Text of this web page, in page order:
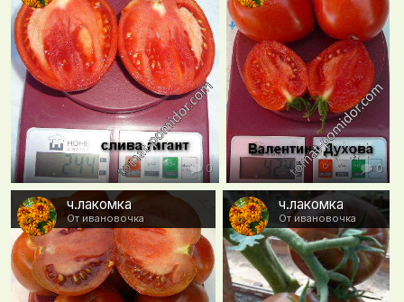
0 0
ч.лакомка
От ивановочка
ч.лакомка
От ивановочка